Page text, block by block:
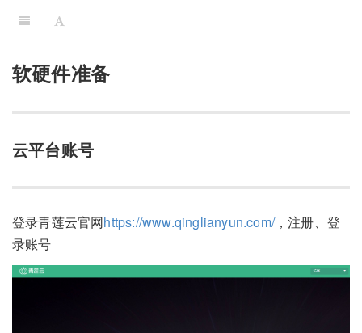
软硬件准备
云平台账号
登录青莲云官网https://www.qinglianyun.com/，注册、登
录账号